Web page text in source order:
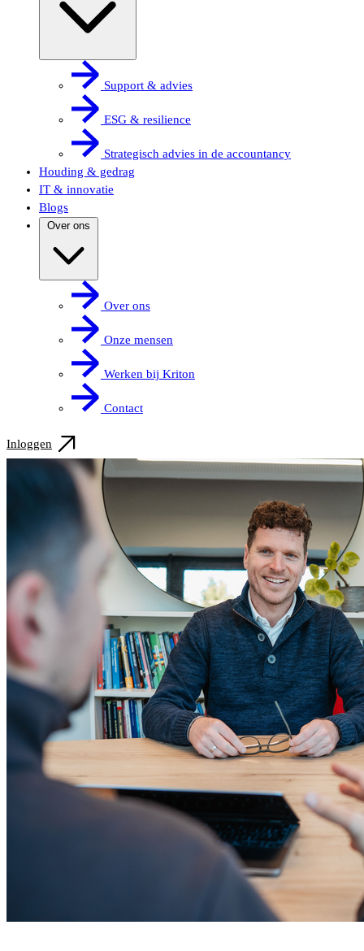
Support & advies
ESG & resilience
Strategisch advies in de accountancy
Houding & gedrag
IT & innovatie
Blogs
Over ons
Over ons
Onze mensen
Werken bij Kriton
Contact
Inloggen